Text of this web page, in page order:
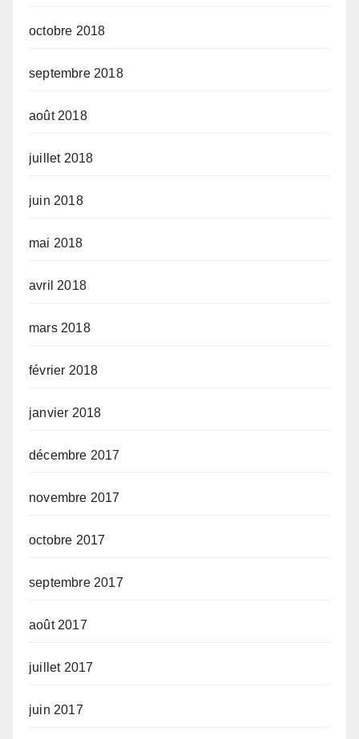
octobre 2018
septembre 2018
août 2018
juillet 2018
juin 2018
mai 2018
avril 2018
mars 2018
février 2018
janvier 2018
décembre 2017
novembre 2017
octobre 2017
septembre 2017
août 2017
juillet 2017
juin 2017